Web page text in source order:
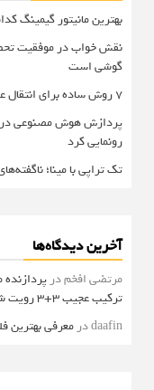
بهترین مانیتور گیمینگ کدام
نقش خواب در موفقیت
گوشی است
۷ روش ساده برای انتقال عکس‌ها بدون افت کیفیت
پردازش هوش مصنوعی در خط
رونمایی کرد
تک تراپی با مینا؛
آخرین دیدگاه‌ها
مرتضی افخمدر
ترکیب عجیب 3+3 رویت شد
daafinدرمعرفی بهترین فلش های 64